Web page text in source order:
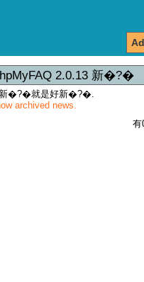
2.0.13 新�?�
�?�就是好新�?�.
archived news.
有